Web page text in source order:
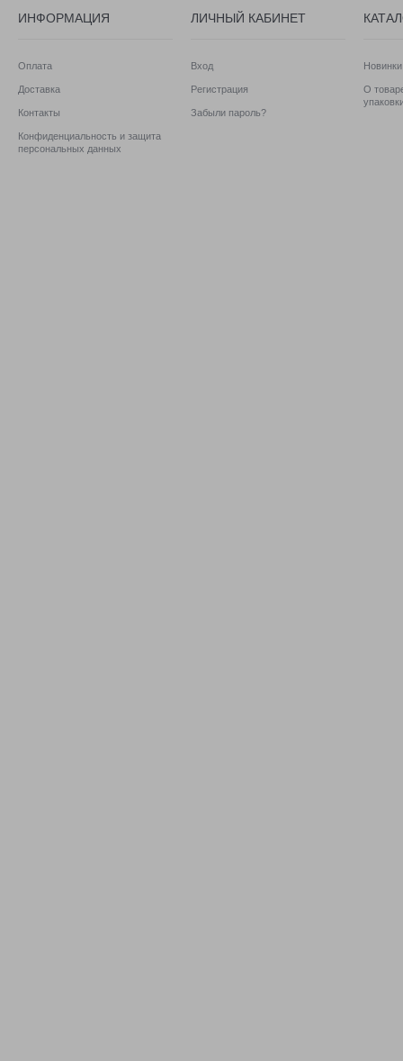
ИНФОРМАЦИЯ
Оплата
Доставка
Контакты
Конфиденциальность и защита
персональных данных
ЛИЧНЫЙ КАБИНЕТ
Вход
Регистрация
Забыли пароль?
Новинки
О